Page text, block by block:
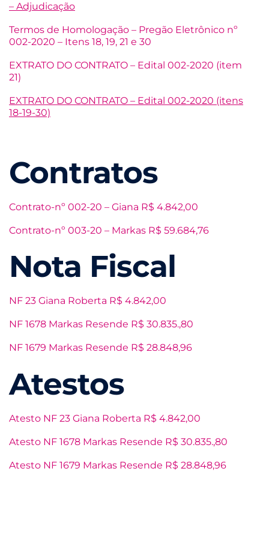
– Adjudicação
Termos de Homologação – Pregão Eletrônico nº
002-2020 – Itens 18, 19, 21 e 30
EXTRATO DO CONTRATO – Edital 002-2020 (item
21)
EXTRATO DO CONTRATO – Edital 002-2020 (itens
18-19-30)
Contratos
Contrato-nº 002-20 – Giana R$ 4.842,00
Contrato-nº 003-20 – Markas R$ 59.684,76
Nota Fiscal
NF 23 Giana Roberta R$ 4.842,00
NF 1678 Markas Resende R$ 30.835.,80
NF 1679 Markas Resende R$ 28.848,96
Atestos
Atesto NF 23 Giana Roberta R$ 4.842,00
Atesto NF 1678 Markas Resende R$ 30.835.,80
Atesto NF 1679 Markas Resende R$ 28.848,96